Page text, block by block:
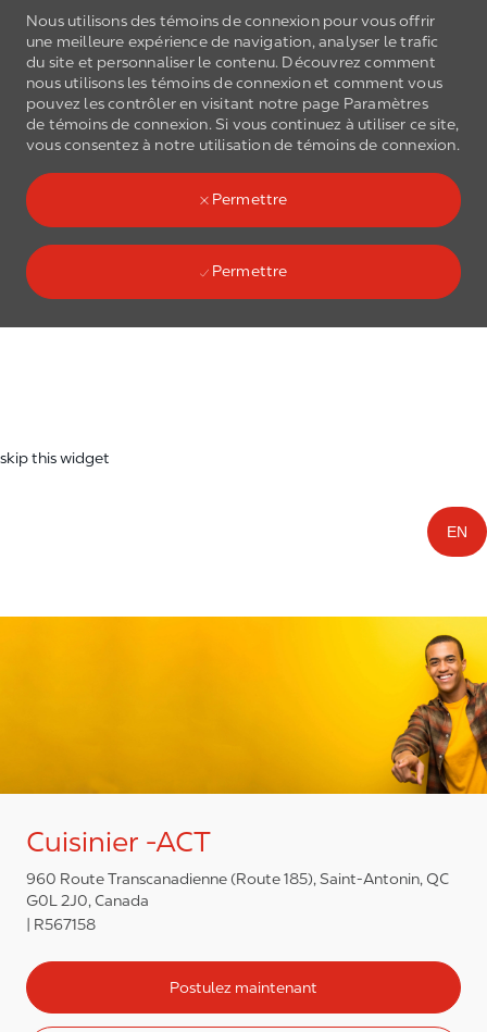
Nous utilisons des témoins de connexion pour vous offrir
une meilleure expérience de navigation, analyser le trafic
du site et personnaliser le contenu. Découvrez comment
nous utilisons les témoins de connexionet comment vous
pouvez les contrôler en visitant notre page Paramètres
de témoins de connexion. Si vous continuez à utiliser ce site,
vous consentez à notre utilisation de témoins de connexion.
Permettre
Permettre
Skip to main content
(0)
skip this widget
EN
Cuisinier -ACT
960 Route Transcanadienne (Route 185), Saint-Antonin, QC
G0L 2J0, Canada
R567158
Postulez maintenant